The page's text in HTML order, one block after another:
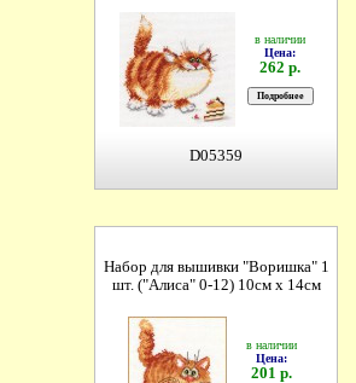
в наличии
Цена:
262 р.
D05359
Набор для вышивки "Воришка" 1
шт. ("Алиса" 0-12) 10см х 14см
в наличии
Цена:
201 р.